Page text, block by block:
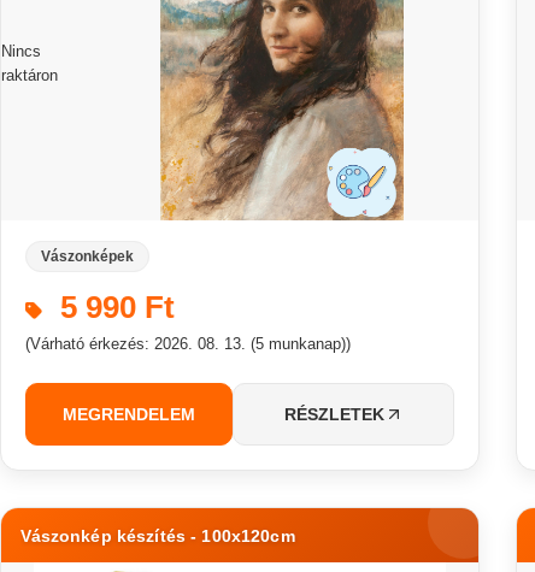
Nincs
raktáron
Vászonképek
5 990 Ft
(Várható érkezés: 2026. 08. 13. (5 munkanap))
MEGRENDELEM RÉSZLETEK
Vászonkép készítés - 100x120cm